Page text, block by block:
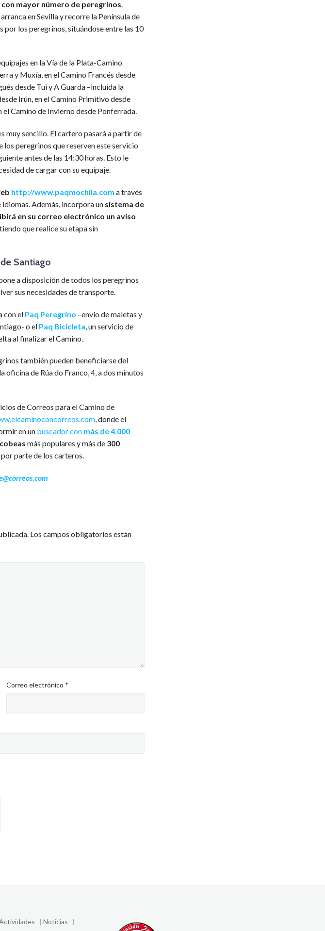
mayor número de peregrinos
en Sevilla y recorre la Península de
por los peregrinos, situándose entre las 10
en la Vía de la Plata-Camino
y Muxía, en el Camino Francés desde
desde Tui y A Guarda –incluida la
Irún, en el Camino Primitivo desde
el Camino de Invierno desde Ponferrada.
muy sencillo. El cartero pasará a partir de
los peregrinos que reserven este servicio
antes de las 14:30 horas. Esto le
de cargar con su equipaje.
http://www.paqmochila.com a través
Además, incorpora un sistema de
en su correo electrónico un aviso
que realice su etapa sin
Santiago
a disposición de todos los peregrinos
sus necesidades de transporte.
con el Paq Peregrino –envío de maletas y
o el Paq Bicicleta , un servicio de
al finalizar el Camino.
también pueden beneficiarse del
oficina de Rúa do Franco, 4, a dos minutos
de Correos para el Camino de
, donde el
en un buscador con más de 4.000
más populares y más de 300
por parte de los carteros.
Los campos obligatorios están
Correo electrónico *
| Noticias |